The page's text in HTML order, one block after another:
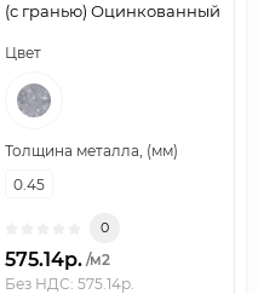
(с гранью) Оцинкованный
Цвет
Толщина металла, (мм)
0.45
0
575.14р. /м2
Без НДС: 575.14р.